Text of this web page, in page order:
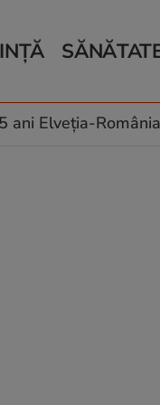
climatice
Relații
Rețete
ani Elveția-România